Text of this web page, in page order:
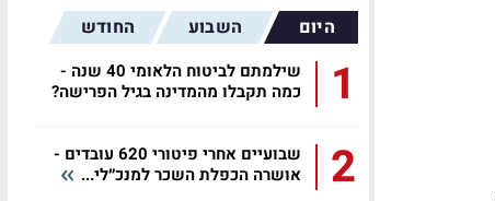
היום השבוע החודש
1
שילמתם לביטוח הלאומי 40 שנה -
כמה תקבלו מהמדינה בגיל הפרישה?
2
שבועיים אחרי פיטורי 620 עובדים -
אושרה הכפלת השכר למנכ״לי...